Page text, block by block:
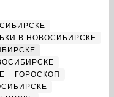
В НОВОСИБИРСКЕ
ГОРОСКОП